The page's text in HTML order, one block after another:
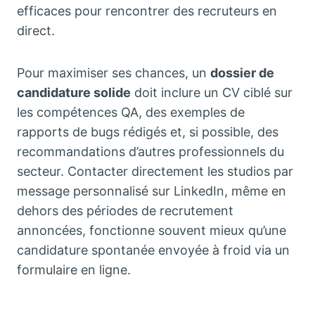
efficaces pour rencontrer des recruteurs en
direct.
Pour maximiser ses chances, un dossier de
candidature solide doit inclure un CV ciblé sur
les compétences QA, des exemples de
rapports de bugs rédigés et, si possible, des
recommandations d’autres professionnels du
secteur. Contacter directement les studios par
message personnalisé sur LinkedIn, même en
dehors des périodes de recrutement
annoncées, fonctionne souvent mieux qu’une
candidature spontanée envoyée à froid via un
formulaire en ligne.